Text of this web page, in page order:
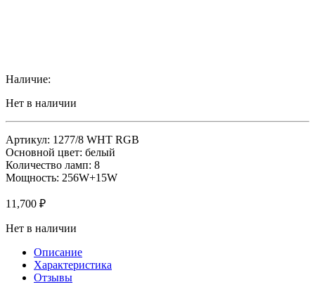
Наличие:
Нет в наличии
Артикул: 1277/8 WHT RGB
Основной цвет: белый
Количество ламп: 8
Мощность: 256W+15W
11,700 ₽
Нет в наличии
Описание
Характеристика
Отзывы